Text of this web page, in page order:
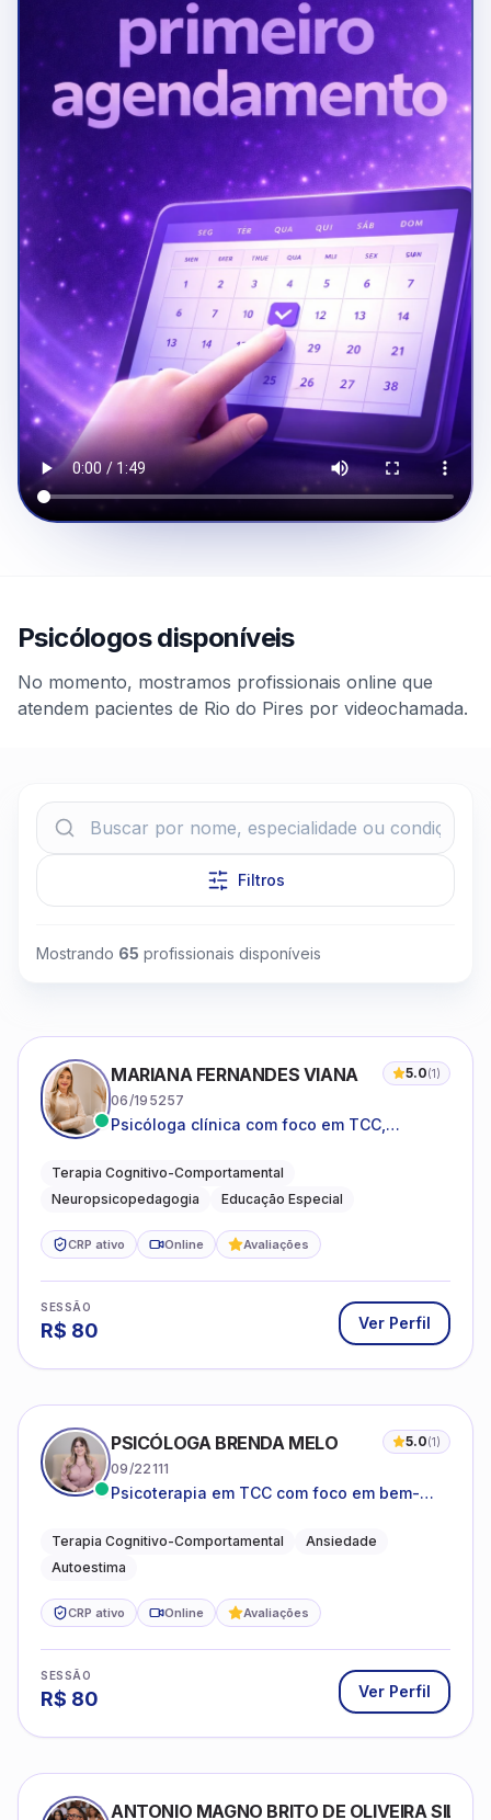
Clique para assistir
Psicólogos disponíveis
No momento, mostramos profissionais online que
atendem pacientes de Rio do Pires por videochamada.
Filtros
Mostrando 65 profissionais disponíveis
MARIANA FERNANDES VIANA 5.0(1)
06/195257
Psicóloga clínica com foco em TCC,
do neurodesenvolvimento.
Terapia Cognitivo-Comportamental
Neuropsicopedagogia
Educação Especial
CRP ativo Online Avaliações
SESSÃO
R$ 80 Ver Perfil
PSICÓLOGA BRENDA MELO 5.0(1)
09/22111
Psicoterapia em TCC com foco em bem-
o cotidiano
Terapia Cognitivo-Comportamental
Ansiedade
Autoestima
CRP ativo Online Avaliações
SESSÃO
R$ 80 Ver Perfil
ANTONIO MAGNO BRITO DE OLIVEIRA SILVA